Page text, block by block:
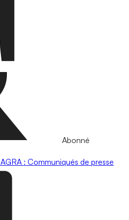
Abonné
AGRA : Communiqués de presse